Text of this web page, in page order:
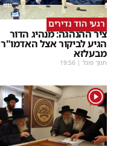
רגעי הוד נדירים
ציר ההנהגה: מנהיג הדור
הגיע לביקור אצל האדמו"ר
מבעלזא
חנוך פוגל |
19:56
1